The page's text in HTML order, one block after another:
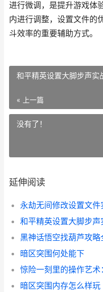
进行微调，是提升游戏体
内进行调整，设置文件的
斗效率的重要辅助方式。
和平精英设置大脚步声实
« 上一篇
没有了！
延伸阅读
永劫无间修改设置文件
和平精英设置大脚步
黑神话悟空找葫芦攻略
暗区突围何处能下
惊险一刻里的操作艺
暗区突围内存怎么样玩